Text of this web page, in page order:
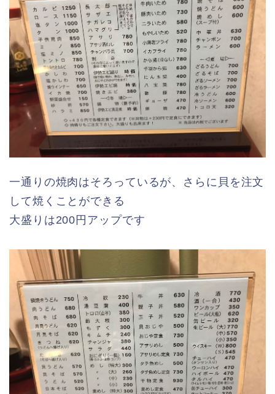
一通りの焼肉はそろっているが、さらに貝を注文
して焼くことができる
大盛りは200円アップです